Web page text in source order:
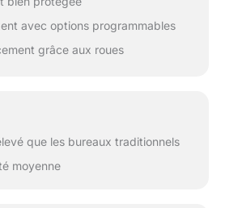
avec options programmables
grâce aux roues
que les bureaux traditionnels
moyenne